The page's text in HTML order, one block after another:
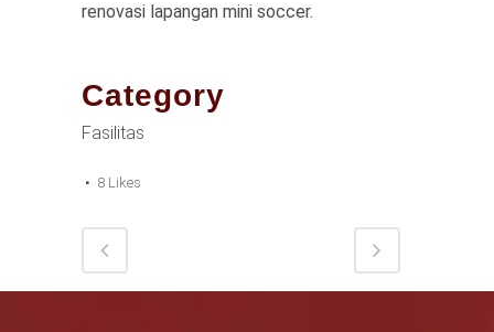
renovasi lapangan mini soccer.
Category
Fasilitas
8 Likes